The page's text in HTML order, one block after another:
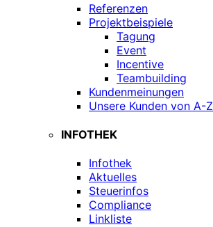
Referenzen
Projektbeispiele
Tagung
Event
Incentive
Teambuilding
Kundenmeinungen
Unsere Kunden von A-Z
INFOTHEK
Infothek
Aktuelles
Steuerinfos
Compliance
Linkliste